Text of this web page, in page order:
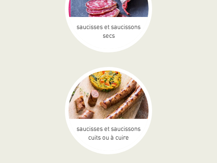
saucisses et saucissons
secs
saucisses et saucissons
cuits ou à cuire